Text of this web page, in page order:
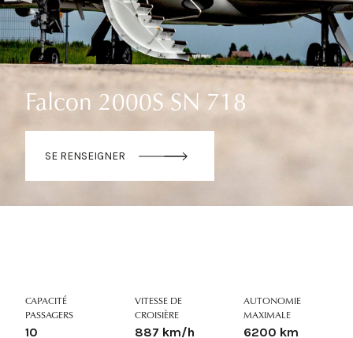
Falcon 2000S SN 718
SE RENSEIGNER
CAPACITÉ
PASSAGERS
10
VITESSE DE
CROISIÈRE
887 km/h
AUTONOMIE
MAXIMALE
6200 km